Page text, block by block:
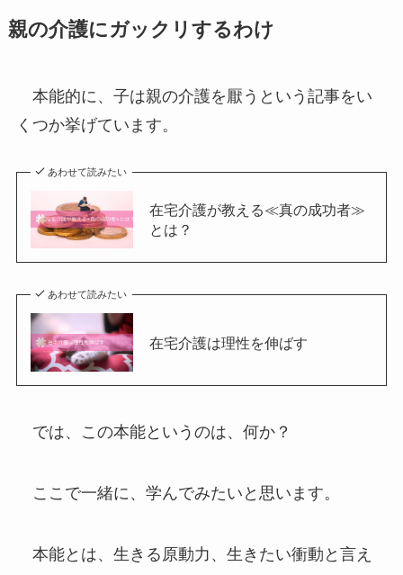
親の介護にガックリするわけ
本能的に、子は親の介護を厭うという記事をい
くつか挙げています。
あわせて読みたい
在宅介護が教える≪真の成功者≫
とは？
あわせて読みたい
在宅介護は理性を伸ばす
では、この本能というのは、何か？
ここで一緒に、学んでみたいと思います。
本能とは、生きる原動力、生きたい衝動と言え